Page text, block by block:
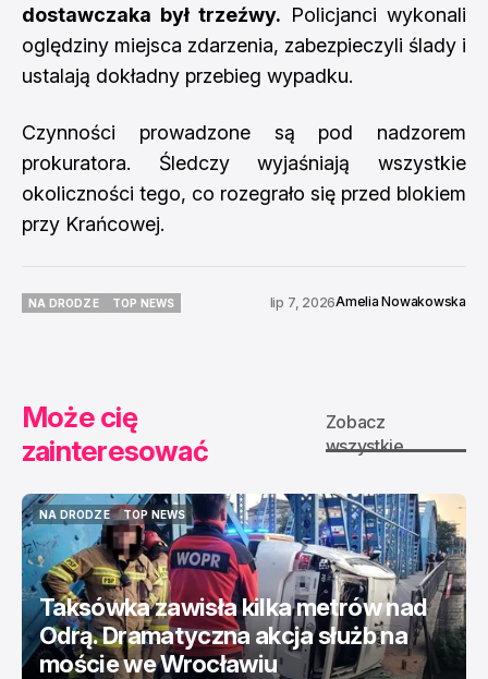
dostawczaka był trzeźwy. Policjanci wykonali
oględziny miejsca zdarzenia, zabezpieczyli ślady i
ustalają dokładny przebieg wypadku.
Czynności prowadzone są pod nadzorem
prokuratora. Śledczy wyjaśniają wszystkie
okoliczności tego, co rozegrało się przed blokiem
przy Krańcowej.
NA DRODZE
TOP NEWS
lip 7, 2026Amelia Nowakowska
Może cię
zainteresować
Zobacz
wszystkie
NA DRODZE
NA DRODZE
TOP NEWS
TOP NEWS
Taksówka zawisła kilka metrów nad
Odrą. Dramatyczna akcja służb na
moście we Wrocławiu